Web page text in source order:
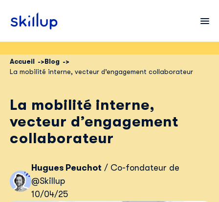
Secteurs
Tarifs
Accueil
Blog
La mobilité interne, vecteur d’engagement collaborateur
La mobilité interne,
vecteur d’engagement
collaborateur
Hugues Peuchot / Co-fondateur de
@Skillup
10/04/25